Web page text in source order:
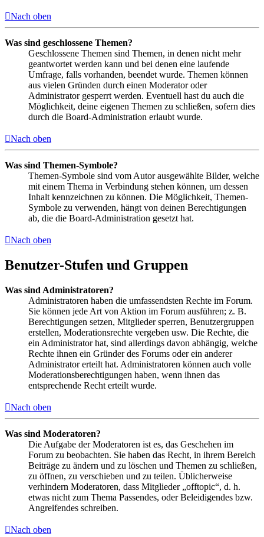
Nach oben
Was sind geschlossene Themen?
Geschlossene Themen sind Themen, in denen nicht mehr
geantwortet werden kann und bei denen eine laufende
Umfrage, falls vorhanden, beendet wurde. Themen können
aus vielen Gründen durch einen Moderator oder
Administrator gesperrt werden. Eventuell hast du auch die
Möglichkeit, deine eigenen Themen zu schließen, sofern dies
durch die Board-Administration erlaubt wurde.
Nach oben
Was sind Themen-Symbole?
Themen-Symbole sind vom Autor ausgewählte Bilder, welche
mit einem Thema in Verbindung stehen können, um dessen
Inhalt kennzeichnen zu können. Die Möglichkeit, Themen-
Symbole zu verwenden, hängt von deinen Berechtigungen
ab, die die Board-Administration gesetzt hat.
Nach oben
Benutzer-Stufen und Gruppen
Was sind Administratoren?
Administratoren haben die umfassendsten Rechte im Forum.
Sie können jede Art von Aktion im Forum ausführen; z. B.
Berechtigungen setzen, Mitglieder sperren, Benutzergruppen
erstellen, Moderationsrechte vergeben usw. Die Rechte, die
ein Administrator hat, sind allerdings davon abhängig, welche
Rechte ihnen ein Gründer des Forums oder ein anderer
Administrator erteilt hat. Administratoren können auch volle
Moderationsberechtigungen haben, wenn ihnen das
entsprechende Recht erteilt wurde.
Nach oben
Was sind Moderatoren?
Die Aufgabe der Moderatoren ist es, das Geschehen im
Forum zu beobachten. Sie haben das Recht, in ihrem Bereich
Beiträge zu ändern und zu löschen und Themen zu schließen,
zu öffnen, zu verschieben und zu teilen. Üblicherweise
verhindern Moderatoren, dass Mitglieder „offtopic“, d. h.
etwas nicht zum Thema Passendes, oder Beleidigendes bzw.
Angreifendes schreiben.
Nach oben